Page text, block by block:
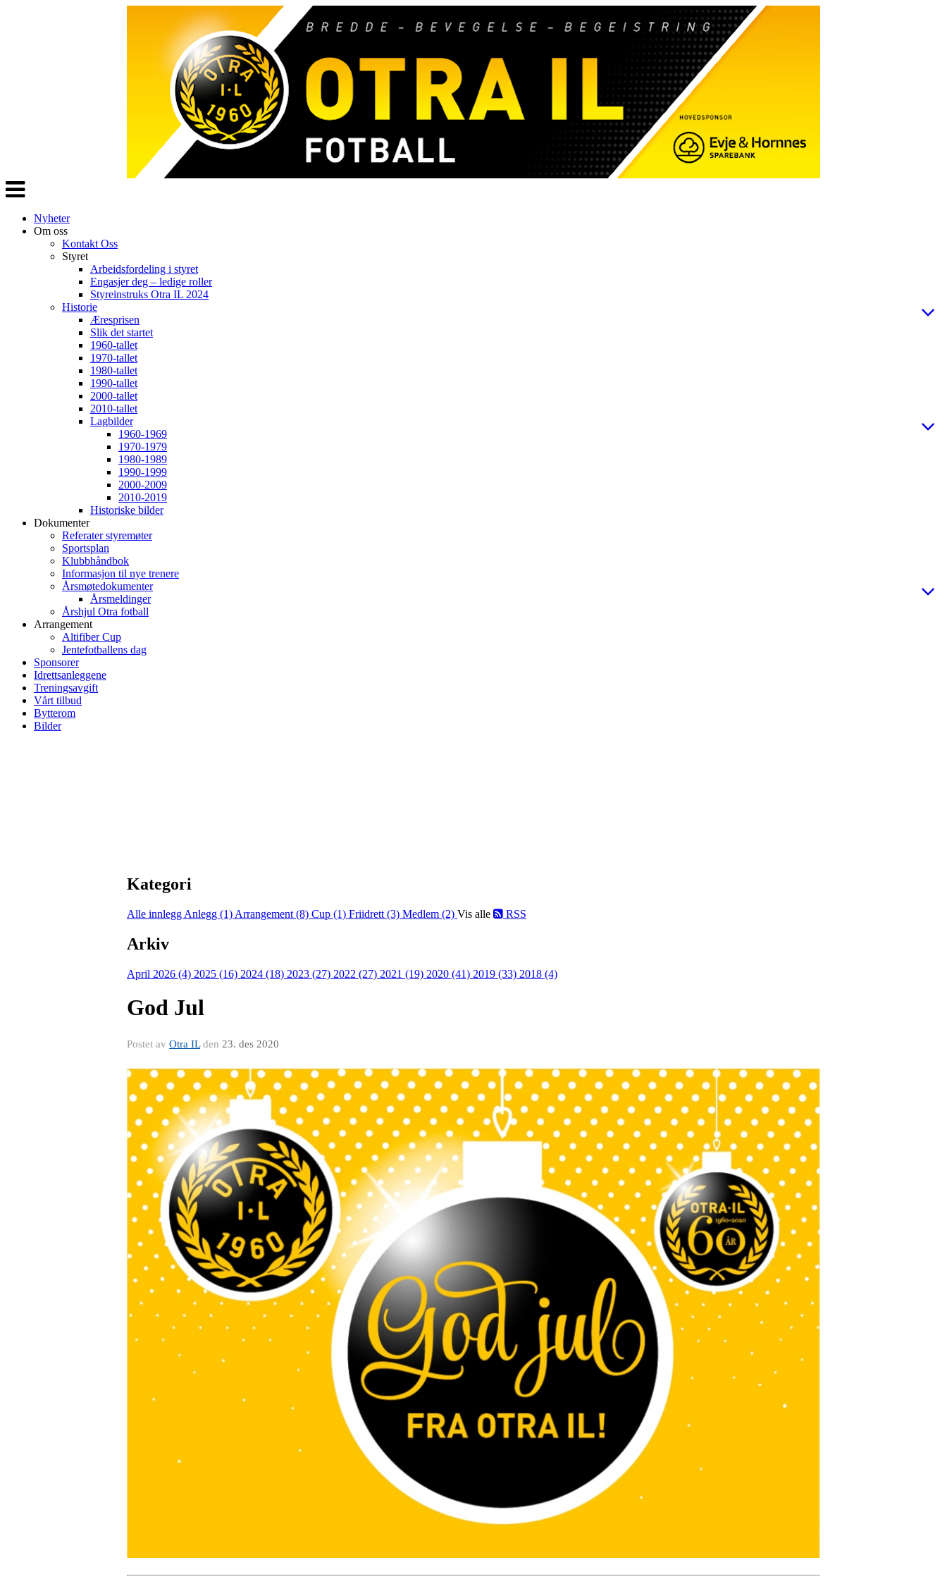
Veksle
navigasjon
Nyheter
Om oss
Kontakt Oss
Styret
Arbeidsfordeling i styret
Engasjer deg – ledige roller
Styreinstruks Otra IL 2024
Historie
Æresprisen
Slik det startet
1960-tallet
1970-tallet
1980-tallet
1990-tallet
2000-tallet
2010-tallet
Lagbilder
1960-1969
1970-1979
1980-1989
1990-1999
2000-2009
2010-2019
Historiske bilder
Dokumenter
Referater styremøter
Sportsplan
Klubbhåndbok
Informasjon til nye trenere
Årsmøtedokumenter
Årsmeldinger
Årshjul Otra fotball
Arrangement
Altifiber Cup
Jentefotballens dag
Sponsorer
Idrettsanleggene
Treningsavgift
Vårt tilbud
Bytterom
Bilder
Kategori
Alle innlegg Anlegg (1) Arrangement (8) Cup (1) Friidrett (3) Medlem (2) Vis alle RSS
Arkiv
April 2026 (4) 2025 (16) 2024 (18) 2023 (27) 2022 (27) 2021 (19) 2020 (41) 2019 (33) 2018 (4)
God Jul
Postet av Otra ILden 23. des 2020